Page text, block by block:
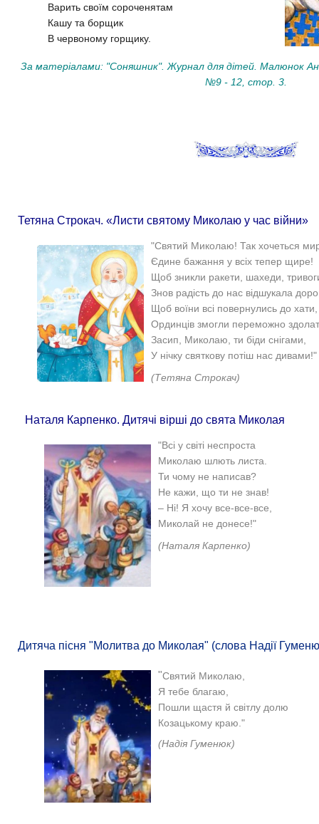
Варить своїм сороченятам
Кашу та борщик
В червоному горщику.
За матеріалами: "Соняшник". Журнал для дітей. Малюнок
№9 - 12, стор. 3.
Тетяна Строкач. «Листи святому Миколаю у час війни»
"Святий Миколаю! Так хочеться
Єдине бажання у всіх тепер щире!
Щоб зникли ракети, шахеди,
Знов радість до нас відшукала
Щоб воїни всі повернулись до хати,
Ординців змогли переможно
Засип, Миколаю, ти біди снігами,
У нічку святкову потіш нас дивами!"
(Тетяна Строкач)
Наталя Карпенко. Дитячі вірші до свята Миколая
"Всі у світі неспроста
Миколаю шлють листа.
Ти чому не написав?
Не кажи, що ти не знав!
– Ні! Я хочу все-все-все,
Миколай не донесе!"
(Наталя Карпенко)
Дитяча пісня "Молитва до Миколая" (слова Надії
"Святий Миколаю,
Я тебе благаю,
Пошли щастя й світлу долю
Козацькому краю."
(Надія Гуменюк)